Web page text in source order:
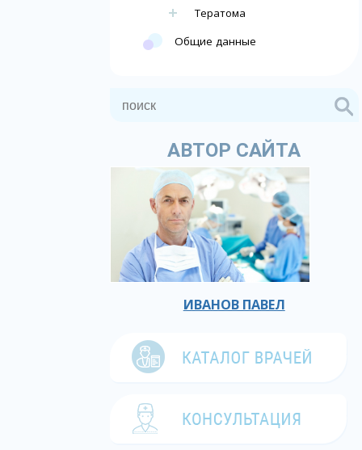
Тератома
Общие данные
АВТОР САЙТА
ИВАНОВ ПАВЕЛ